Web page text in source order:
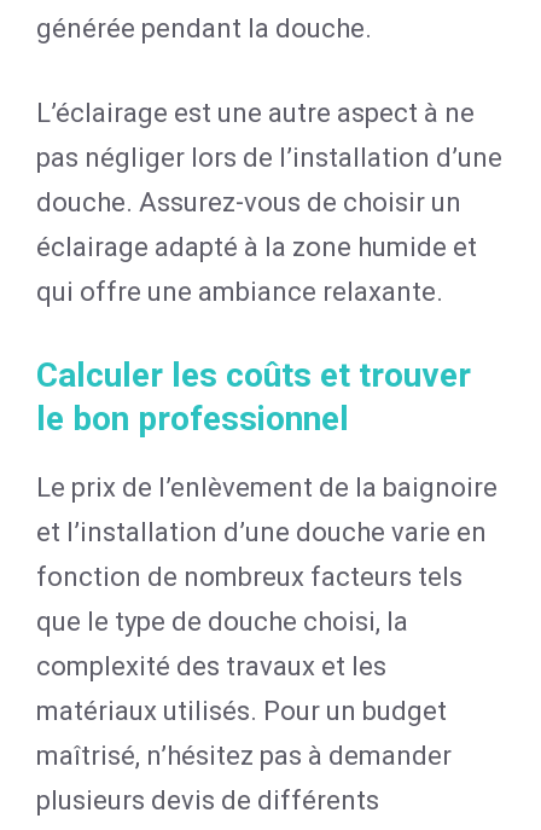
générée pendant la douche.
L’éclairage est une autre aspect à ne
pas négliger lors de l’installation d’une
douche. Assurez-vous de choisir un
éclairage adapté à la zone humide et
qui offre une ambiance relaxante.
Calculer les coûts et trouver
le bon professionnel
Le prix de l’enlèvement de la baignoire
et l’installation d’une douche varie en
fonction de nombreux facteurs tels
que le type de douche choisi, la
complexité des travaux et les
matériaux utilisés. Pour un budget
maîtrisé, n’hésitez pas à demander
plusieurs devis de différents